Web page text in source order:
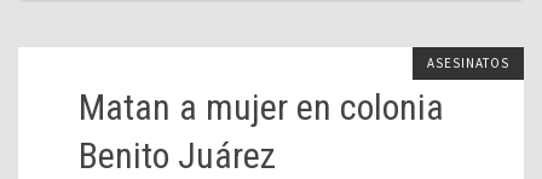
ASESINATOS
Matan a mujer en colonia
Benito Juárez